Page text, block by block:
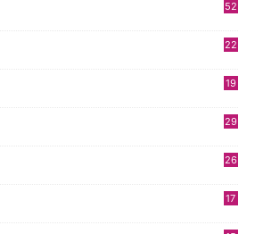
52
22
19
29
26
17